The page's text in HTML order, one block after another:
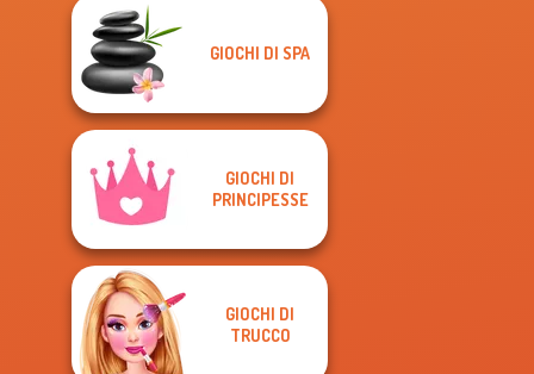
GIOCHI DI SPA
GIOCHI DI
PRINCIPESSE
GIOCHI DI
TRUCCO